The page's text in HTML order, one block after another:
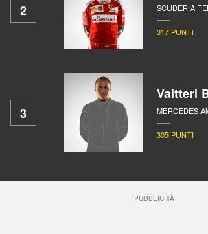
2 SCUDERIA
317 PUNTI
3
Valtteri
MERCEDES
305 PUNTI
PUBBLICITÀ